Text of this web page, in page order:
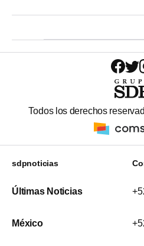
Todos los derechos
sdpnoticias
Últimas Noticias
México